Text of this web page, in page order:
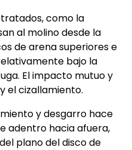
como la
al molino desde la
de arena superiores e
bajo la
El impacto mutuo y
el cizallamiento.
y desgarro hace
adentro hacia afuera,
plano del disco de